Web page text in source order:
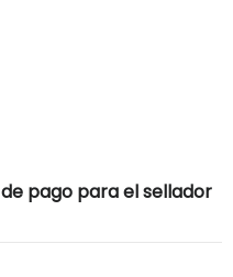
de pago para el sellador